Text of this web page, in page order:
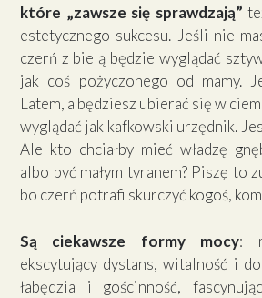
które „zawsze się sprawdzają”
estetycznego sukcesu. Jeśli nie
czerń z bielą będzie wyglądać
jak coś pożyczonego od mamy.
Latem, a będziesz ubierać się w
wyglądać jak kafkowski urzędnik.
Ale kto chciałby mieć władzę
albo być małym tyranem? Piszę to
bo czerń potrafi skurczyć kogoś,
Są ciekawsze formy mocy:
ekscytujący dystans, witalność i
łabędzia i gościnność,